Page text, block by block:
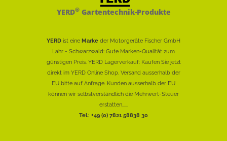
YERD®Gartentechnik-Produkte
YERD ist eine Marke der Motorgeräte Fischer GmbH
Lahr - Schwarzwald: Gute Marken-Qualität zum
günstigen Preis. YERD Lagerverkauf: Kaufen Sie jetzt
direkt im YERD Online Shop. Versand ausserhalb der
EU bitte auf Anfrage. Kunden ausserhalb der EU
können wir selbstverständlich die Mehrwert-Steuer
erstatten......
Tel.: +49 (0) 7821 58838 30